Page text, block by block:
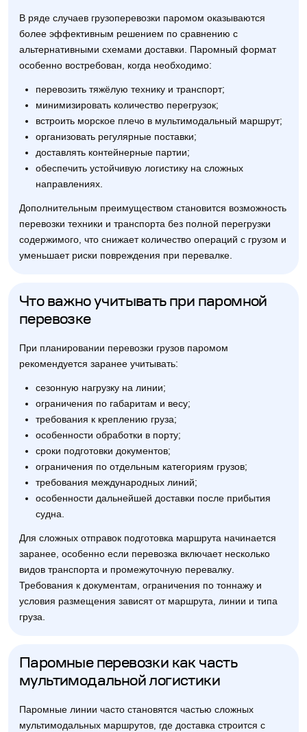
В ряде случаев грузоперевозки паромом оказываются
более эффективным решением по сравнению с
альтернативными схемами доставки. Паромный формат
особенно востребован, когда необходимо:
перевозить тяжёлую технику и транспорт;
минимизировать количество перегрузок;
встроить морское плечо в мультимодальный маршрут;
организовать регулярные поставки;
доставлять контейнерные партии;
обеспечить устойчивую логистику на сложных
направлениях.
Дополнительным преимуществом становится возможность
перевозки техники и транспорта без полной перегрузки
содержимого, что снижает количество операций с грузом и
уменьшает риски повреждения при перевалке.
Что важно учитывать при паромной
перевозке
При планировании перевозки грузов паромом
рекомендуется заранее учитывать:
сезонную нагрузку на линии;
ограничения по габаритам и весу;
требования к креплению груза;
особенности обработки в порту;
сроки подготовки документов;
ограничения по отдельным категориям грузов;
требования международных линий;
особенности дальнейшей доставки после прибытия
судна.
Для сложных отправок подготовка маршрута начинается
заранее, особенно если перевозка включает несколько
видов транспорта и промежуточную перевалку.
Требования к документам, ограничения по тоннажу и
условия размещения зависят от маршрута, линии и типа
груза.
Паромные перевозки как часть
мультимодальной логистики
Паромные линии часто становятся частью сложных
мультимодальных маршрутов, где доставка строится с